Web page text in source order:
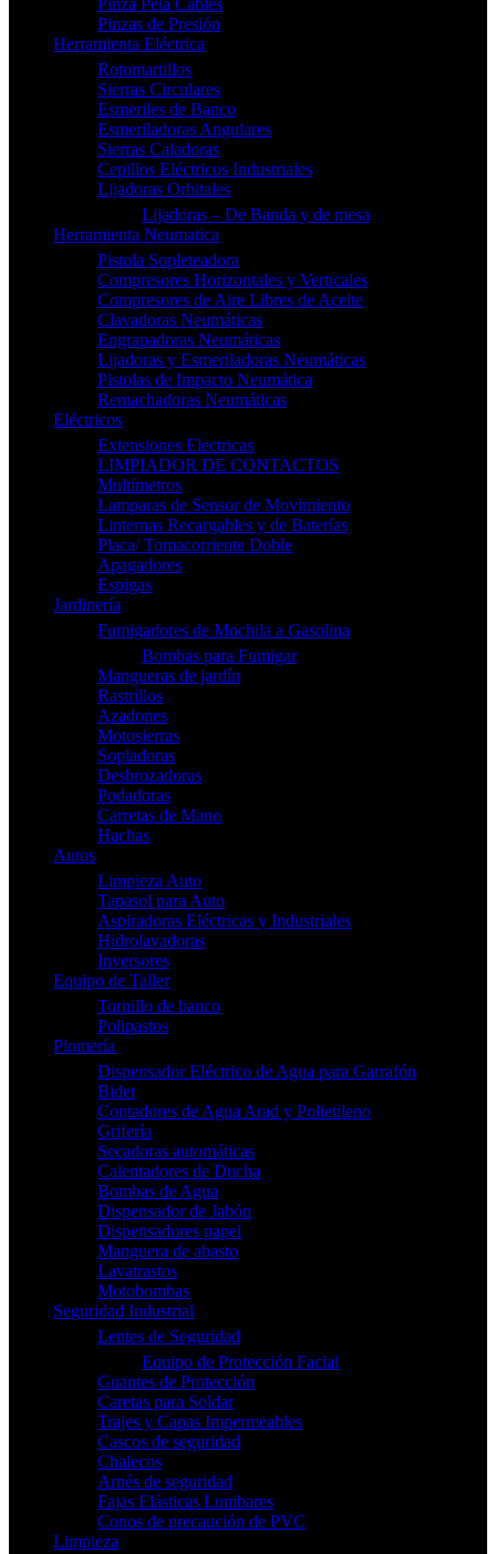
Pinza Pela Cables
Pinzas de Presión
Herramienta Eléctrica
Rotomartillos
Sierras Circulares
Esmeriles de Banco
Esmeriladoras Angulares
Sierras Caladoras
Cepillos Eléctricos Industriales
Lijadoras Orbitales
Lijadoras – De Banda y de mesa
Herramienta Neumatica
Pistola Sopleteadora
Compresores Horizontales y Verticales
Compresores de Aire Libres de Aceite
Clavadoras Neumáticas
Engrapadoras Neumáticas
Lijadoras y Esmeriladoras Neumáticas
Pistolas de Impacto Neumática
Remachadoras Neumáticas
Eléctricos
Extensiones Electricas
LIMPIADOR DE CONTACTOS
Multímetros
Lamparas de Sensor de Movimiento
Linternas Recargables y de Baterías
Placa/ Tomacorriente Doble
Apagadores
Espigas
Jardinería
Fumigadores de Mochila a Gasolina
Bombas para Fumigar
Mangueras de jardín
Rastrillos
Azadones
Motosierras
Sopladoras
Desbrozadoras
Podadoras
Carretas de Mano
Hachas
Autos
Limpieza Auto
Tapasol para Auto
Aspiradoras Eléctricas y Industriales
Hidrolavadoras
Inversores
Equipo de Taller
Tornillo de banco
Polipastos
Plomería
Dispensador Eléctrico de Agua para Garrafón
Bidet
Contadores de Agua Arad y Polietileno
Grifería
Secadoras automáticas
Calentadores de Ducha
Bombas de Agua
Dispensador de Jabón
Dispensadores papel
Manguera de abasto
Lavatrastos
Motobombas
Seguridad Industrial
Lentes de Seguridad
Equipo de Protección Facial
Guantes de Protección
Caretas para Soldar
Trajes y Capas Impermeables
Cascos de seguridad
Chalecos
Arnés de seguridad
Fajas Elásticas Lumbares
Conos de precaución de PVC
Limpieza